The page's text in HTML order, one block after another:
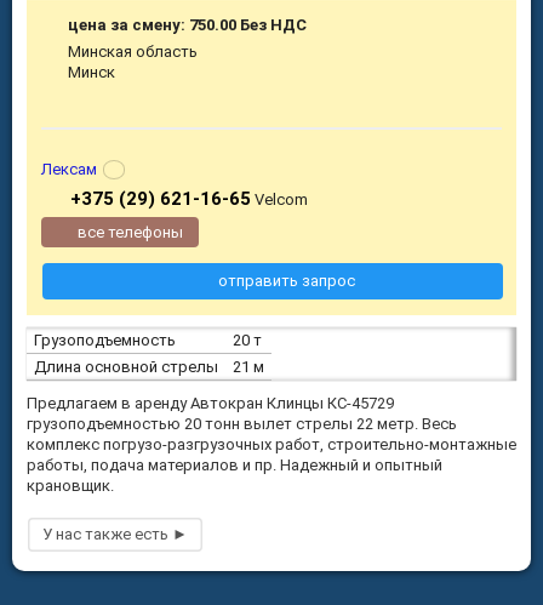
Грузоподъемность
20 т
Длина основной стрелы
21 м
Предлагаем в аренду Автокран Клинцы КС-45729
грузоподъемностью 20 тонн вылет стрелы 22 метр. Весь
комплекс погрузо-разгрузочных работ, строительно-монтажные
работы, подача материалов и пр. Надежный и опытный
крановщик.
цена за смену: 750.00 Без НДС
Минская область
Минск
Лексам
+375 (29) 621-16-65 Velcom
все телефоны
отправить запрос